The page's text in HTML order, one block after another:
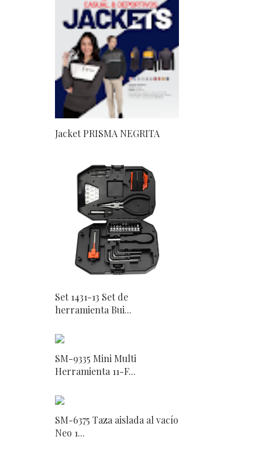
Jacket PRISMA NEGRITA
Set 1431-13 Set de
herramienta Bui...
SM-9335 Mini Multi
Herramienta 11-F...
SM-6375 Taza aislada al vacío
Neo 1...